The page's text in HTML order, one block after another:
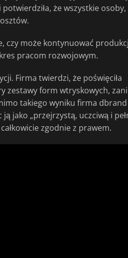
że wszystkie osoby,
czy może kontynuować
pracom rozwojowym.
Firma twierdzi, że poświęciła
zestawy form wtryskowych,
takiego wyniku firma dbrand
jako „przejrzystą, uczciwą i
zgodnie z prawem.